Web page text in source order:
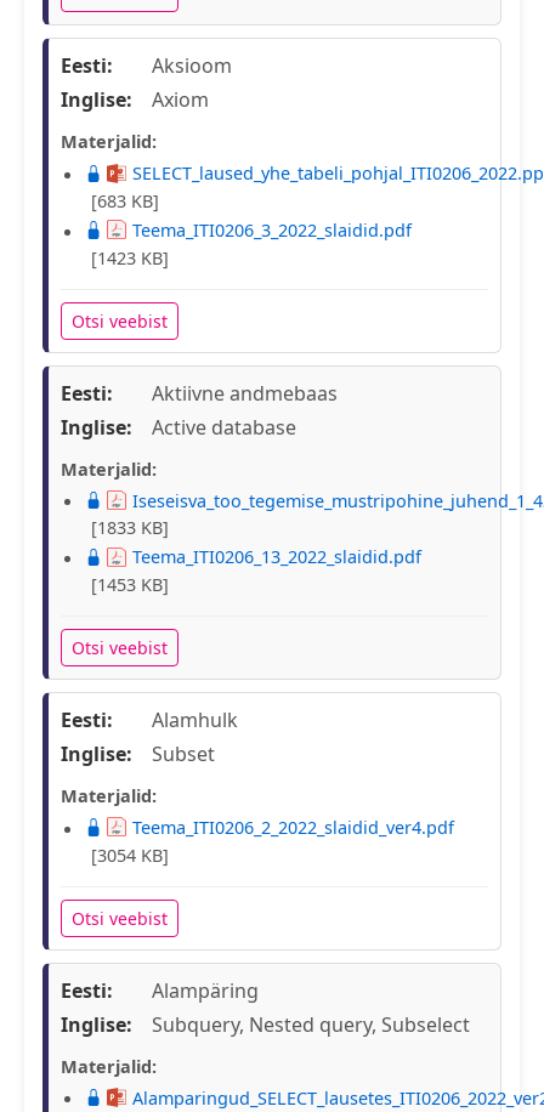
Eesti:
Aksioom
Inglise:
Axiom
Materjalid:
[683 KB]
Teema_ITI0206_3_2022_slaidid.pdf
[1423 KB]
Otsi veebist
Eesti:
Aktiivne andmebaas
Inglise:
Active database
Materjalid:
[1833 KB]
Teema_ITI0206_13_2022_slaidid.pdf
[1453 KB]
Otsi veebist
Eesti:
Alamhulk
Inglise:
Subset
Materjalid:
Teema_ITI0206_2_2022_slaidid_ver4.pdf
[3054 KB]
Otsi veebist
Eesti:
Alampäring
Inglise:
Subquery, Nested query, Subselect
Materjalid: